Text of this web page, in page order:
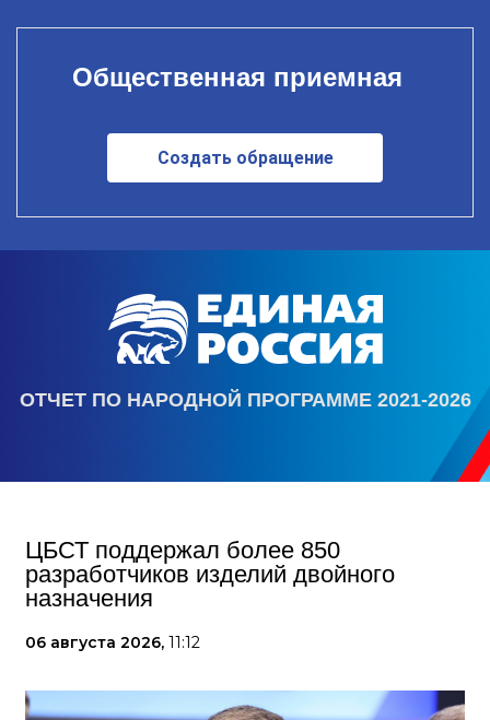
Общественная приемная
Создать обращение
ОТЧЕТ ПО НАРОДНОЙ ПРОГРАММЕ 2021-2026
ЦБСТ поддержал более 850
разработчиков изделий двойного
назначения
06 августа 2026, 11:12